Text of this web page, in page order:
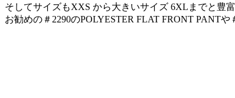
そしてサイズもXXS から大きいサイズ 6XLまでと豊
お勧めの＃2290のPOLYESTER FLAT FRONT PANT